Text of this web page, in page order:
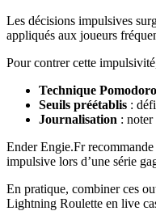
Les décisions impulsives
appliqués aux joueurs
Pour contrer cette
Technique Pomodoro
Seuils préétablis :
Journalisation : noter
Ender Engie.Fr
impulsive lors d’une série
En pratique, combiner ces
Lightning Roulette en live